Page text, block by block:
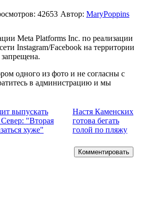
42653 Автор: MaryPoppins
Meta Platforms Inc. по реализации
Instagram/Facebook на территории
одного из фото и не согласны с
в администрацию и мы
выпускать
"Вторая
хуже"
Настя Каменских
готова бегать
голой по пляжу
Комментировать